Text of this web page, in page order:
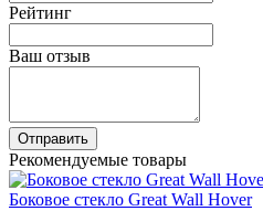
Рейтинг
Ваш отзыв
Отправить
Рекомендуемые товары
Боковое стекло Great Wall Hover